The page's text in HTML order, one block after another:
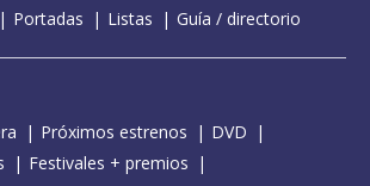
Portadas Listas Guía / directorio
Próximos estrenos
DVD
Festivales + premios